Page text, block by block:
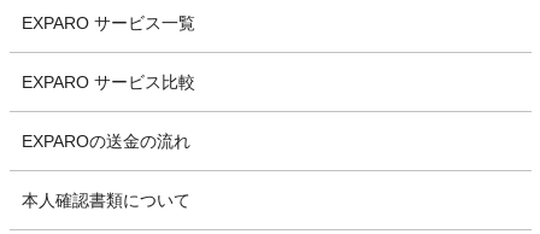
EXPARO サービス一覧
EXPARO サービス比較
EXPAROの送金の流れ
本人確認書類について